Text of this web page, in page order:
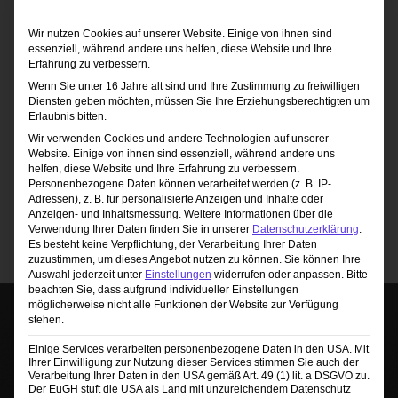
Zwischen Blitzlicht und Wahnsinn: Mein Leben als
Berufsfotograf
Alter Preis: 35,99€Ursprünglicher
Preis
war:
35,99 €
32,78€Aktueller
Preis
ist:
32,78 €.
Angebot!
Wir nutzen Cookies auf unserer Website. Einige von ihnen sind
essenziell, während andere uns helfen, diese Website und Ihre
Erfahrung zu verbessern.
Wenn Sie unter 16 Jahre alt sind und Ihre Zustimmung zu freiwilligen
Diensten geben möchten, müssen Sie Ihre Erziehungsberechtigten um
Erlaubnis bitten.
Wir verwenden Cookies und andere Technologien auf unserer
Website. Einige von ihnen sind essenziell, während andere uns
helfen, diese Website und Ihre Erfahrung zu verbessern.
Personenbezogene Daten können verarbeitet werden (z. B. IP-
Adressen), z. B. für personalisierte Anzeigen und Inhalte oder
Anzeigen- und Inhaltsmessung. Weitere Informationen über die
Verwendung Ihrer Daten finden Sie in unserer Datenschutzerklärung.
Es besteht keine Verpflichtung, der Verarbeitung Ihrer Daten
zuzustimmen, um dieses Angebot nutzen zu können. Sie können Ihre
Auswahl jederzeit unter Einstellungen widerrufen oder anpassen. Bitte
beachten Sie, dass aufgrund individueller Einstellungen
möglicherweise nicht alle Funktionen der Website zur Verfügung
stehen.
Einige Services verarbeiten personenbezogene Daten in den USA. Mit
Ihrer Einwilligung zur Nutzung dieser Services stimmen Sie auch der
Verarbeitung Ihrer Daten in den USA gemäß Art. 49 (1) lit. a DSGVO zu.
Der EuGH stuft die USA als Land mit unzureichendem Datenschutz